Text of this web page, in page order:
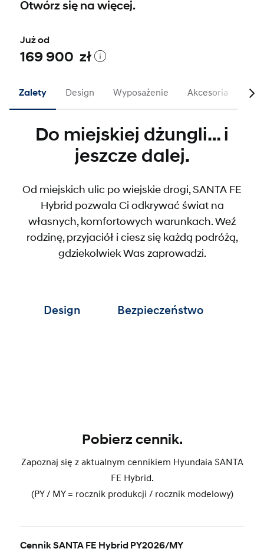
Otwórz się na więcej.
Już od
169 900 zł
Zalety Design Wyposażenie Akcesoria
Do miejskiej dżungli… i
jeszcze dalej.
Od miejskich ulic po wiejskie drogi, SANTA FE
Hybrid pozwala Ci odkrywać świat na
własnych, komfortowych warunkach. Weź
rodzinę, przyjaciół i ciesz się każdą podróżą,
gdziekolwiek Was zaprowadzi.
Design Bezpieczeństwo
Pobierz cennik.
Zapoznaj się z aktualnym cennikiem Hyundaia SANTA
FE Hybrid.
(PY / MY = rocznik produkcji / rocznik modelowy)
Cennik SANTA FE Hybrid PY2026/MY